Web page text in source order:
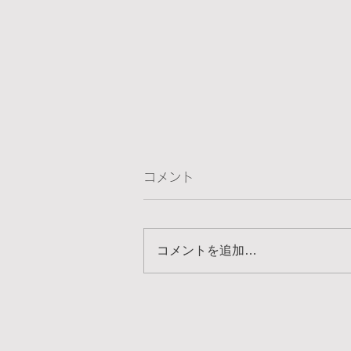
コメント
コメントを追加…